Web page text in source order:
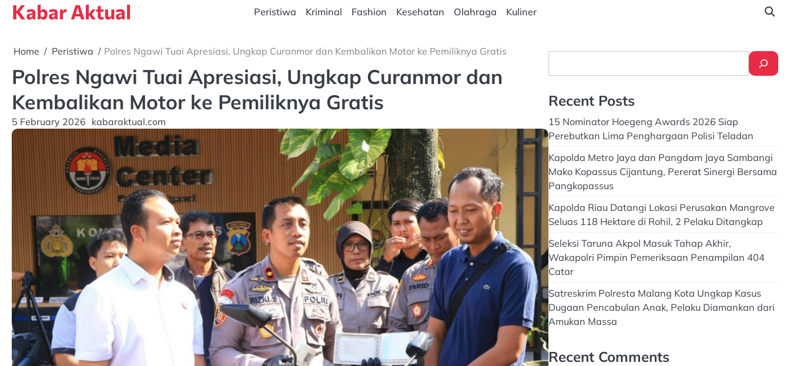
SkipKabar Aktual Peristiwa Kriminal Fashion Kesehatan Olahraga Kuliner
Home Peristiwa Polres Ngawi Tuai Apresiasi, Ungkap Curanmor dan Kembalikan Motor ke Pemiliknya Gratis
Polres Ngawi Tuai Apresiasi, Ungkap Curanmor dan
Kembalikan Motor ke Pemiliknya Gratis
5 February 2026 kabaraktual.com
Recent Posts
15 Nominator Hoegeng Awards 2026 Siap
Perebutkan Lima Penghargaan Polisi Teladan
Kapolda Metro Jaya dan Pangdam Jaya Sambangi
Mako Kopassus Cijantung, Pererat Sinergi Bersama
Pangkopassus
Kapolda Riau Datangi Lokasi Perusakan Mangrove
Seluas 118 Hektare di Rohil, 2 Pelaku Ditangkap
Seleksi Taruna Akpol Masuk Tahap Akhir,
Wakapolri Pimpin Pemeriksaan Penampilan 404
Catar
Satreskrim Polresta Malang Kota Ungkap Kasus
Dugaan Pencabulan Anak, Pelaku Diamankan dari
Amukan Massa
Recent Comments